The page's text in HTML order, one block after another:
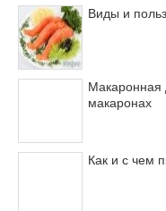
Виды и
Макаронная
макаронах
Как и с чем